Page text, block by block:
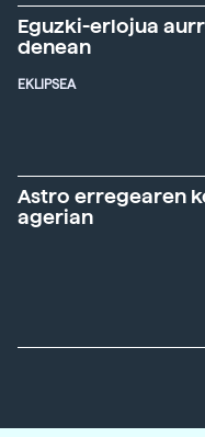
Eguzki-erlojua
denean
EKLIPSEA
Astro erregearen
agerian